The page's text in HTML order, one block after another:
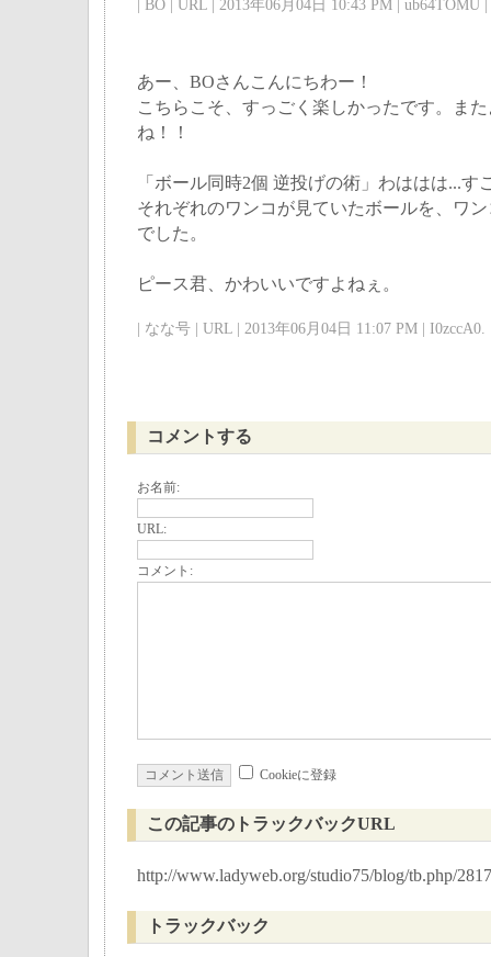
| BO | URL | 2013年06月04日 10:43 PM | ub64TOMU |
あー、BOさんこんにちわー！
こちらこそ、すっごく楽しかったです。ま
ね！！
「ボール同時2個 逆投げの術」わははは...す
それぞれのワンコが見ていたボールを、ワ
でした。
ピース君、かわいいですよねぇ。
| なな号 | URL | 2013年06月04日 11:07 PM | I0zccA0.
コメントする
お名前:
URL:
コメント:
Cookieに登録
この記事のトラックバックURL
http://www.ladyweb.org/studio75/blog/tb.php/2817
トラックバック